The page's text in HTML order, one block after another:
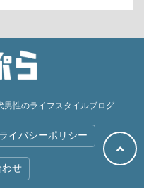
性のライフスタイルブログ
イバシーポリシー
わせ